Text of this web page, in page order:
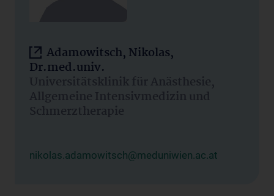
Adamowitsch, Nikolas,
Dr.med.univ.
Universitätsklinik für Anästhesie,
Allgemeine Intensivmedizin und
Schmerztherapie
nikolas.adamowitsch@meduniwien.ac.at